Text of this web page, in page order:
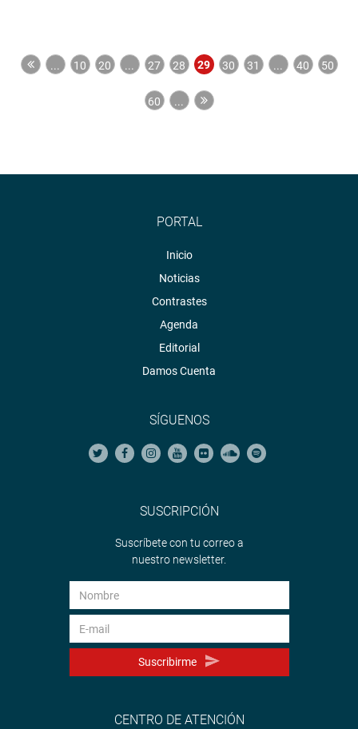
... 10 20 ... 27 28 29 30 31 ... 40 50
60 ...
PORTAL
Inicio
Noticias
Contrastes
Agenda
Editorial
Damos Cuenta
SÍGUENOS
SUSCRIPCIÓN
Suscríbete con tu correo a
nuestro newsletter.
Suscribirme
CENTRO DE ATENCIÓN